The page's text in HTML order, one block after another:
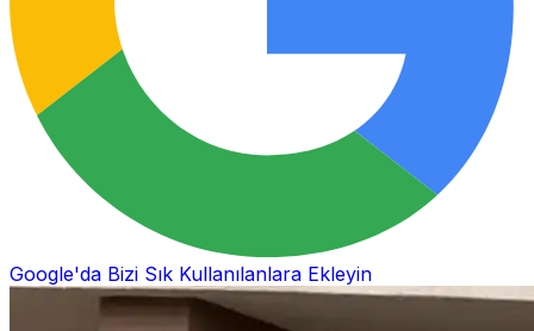
Google'da Bizi Sık Kullanılanlara Ekleyin